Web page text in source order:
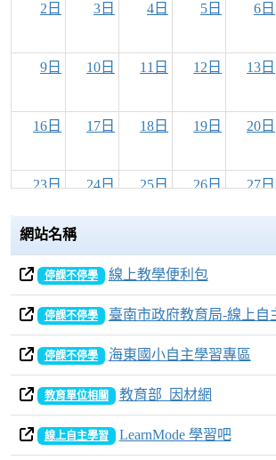
2日 3日 4日 5日 6日
9日 10日 11日 12日 13日
16日 17日 18日 19日 20日
23日 24日 25日 26日 27日
30日
網站名稱
停課不停學 線上教學便利包
停課不停學 臺南市政府教育局-線上自
停課不停學 海東國小自主學習專區
教育單位相關 教育部_因材網
線上自主學習 LearnMode 學習吧